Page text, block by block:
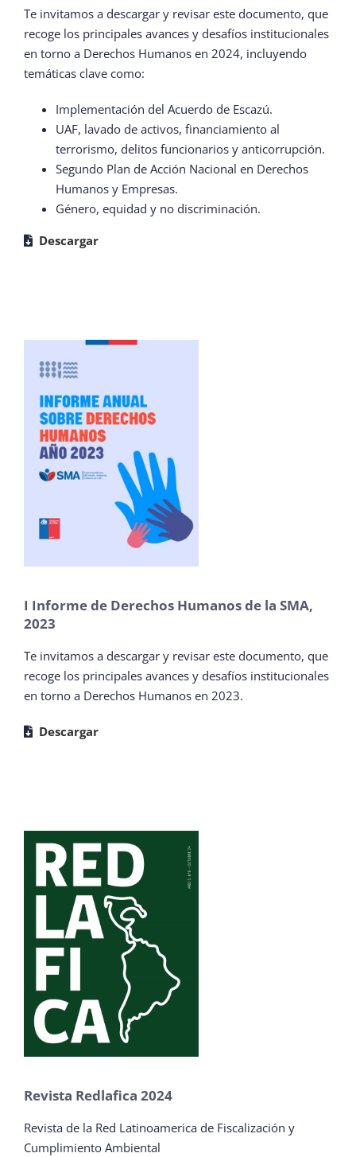
Te invitamos a descargar y revisar este documento, que
recoge los principales avances y desafíos institucionales
en torno a Derechos Humanos en 2024, incluyendo
temáticas clave como:
Implementación del Acuerdo de Escazú.
UAF, lavado de activos, financiamiento al
terrorismo, delitos funcionarios y anticorrupción.
Segundo Plan de Acción Nacional en Derechos
Humanos y Empresas.
Género, equidad y no discriminación.
Descargar
I Informe de Derechos Humanos de la SMA,
2023
Te invitamos a descargar y revisar este documento, que
recoge los principales avances y desafíos institucionales
en torno a Derechos Humanos en 2023.
Descargar
Revista Redlafica 2024
Revista de la Red Latinoamerica de Fiscalización y
Cumplimiento Ambiental